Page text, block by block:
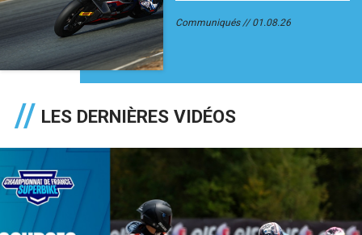
Communiqués 01.08.26
LES DERNIÈRES VIDÉOS